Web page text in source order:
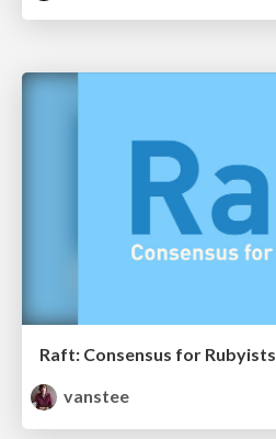
Raft: Consensus for Rubyists
vanstee